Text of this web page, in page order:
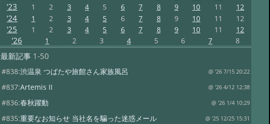
'23 1 2 3 4 5 6 7 8 9 10 11 12
'24 1 2 3 4 5 6 7 8 9 10 11 12
'25 1 2 3 4 5 6 7 8 9 10 11 12
'26 1 2 3 4 5 6 7 8
最新記事1-50
#838:渋温泉 つばたや旅館さん家族風呂 @ '26 7/15 20:22
#837:Artemis II @ '26 4/12 12:38
#836:春秋躍動 @ '26 1/4 10:29
#835:重要なお知らせ 当社名を騙った迷惑メール @ '25 12/25 15:31